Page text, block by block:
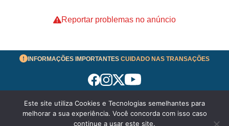
Reportar problemas no anúncio
INFORMAÇÕES IMPORTANTES CUIDADO NAS TRANSAÇÕES
Termos de Uso
© 2026 aeronavesavenda.com | Todos os Direitos
Este site utiliza Cookies e Tecnologias semelhantes para
melhorar a sua experiência. Você concorda com isso caso
continue a usar este site.